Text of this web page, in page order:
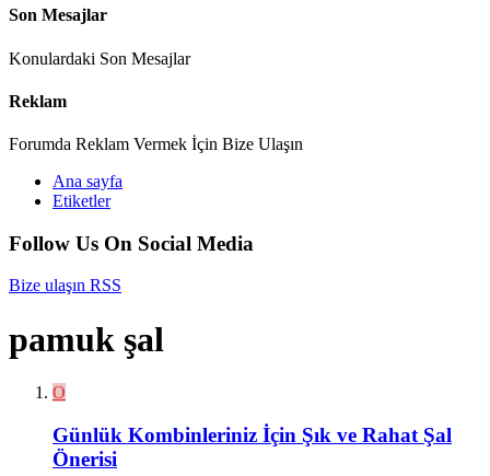
Son Mesajlar
Konulardaki Son Mesajlar
Reklam
Forumda Reklam Vermek İçin Bize Ulaşın
Ana sayfa
Etiketler
Follow Us On Social Media
Bize ulaşın RSS
pamuk şal
O
Günlük Kombinleriniz İçin Şık ve Rahat Şal
Önerisi